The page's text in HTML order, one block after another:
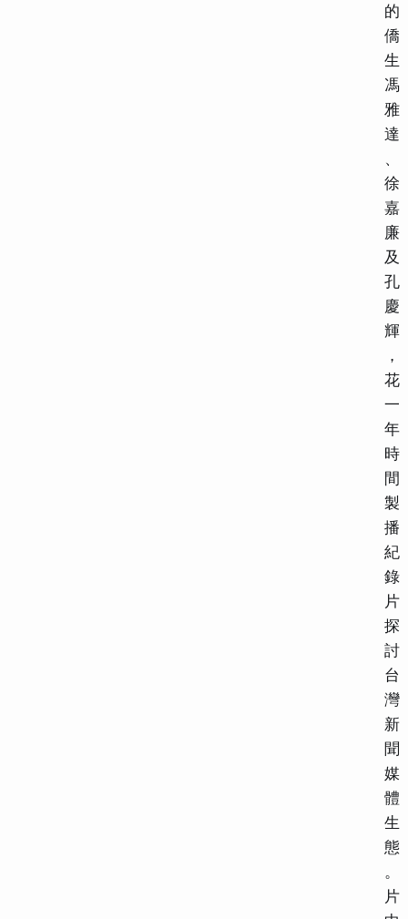
的
僑
生
馮
雅
達
、
徐
嘉
廉
及
孔
慶
輝
，
花
一
年
時
間
製
播
紀
錄
片
探
討
台
灣
新
聞
媒
體
生
態
。
片